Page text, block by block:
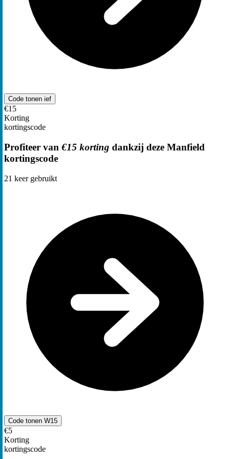
Code tonen ief
€15
Korting
kortingscode
Profiteer van €15 korting dankzij deze Manfield
kortingscode
21 keer gebruikt
Code tonen W15
€5
Korting
kortingscode